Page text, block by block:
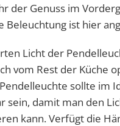
der Genuss im
Beleuchtung ist hier
Licht der
vom Rest der Küche
sollte im
sein, damit man den
kann. Verfügt die